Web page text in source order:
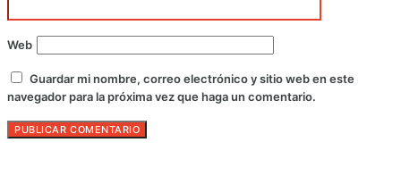
Web
Guardar mi nombre, correo electrónico y sitio web en este
navegador para la próxima vez que haga un comentario.